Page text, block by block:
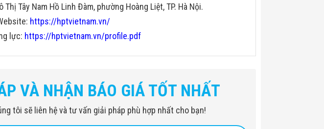
Tây Nam Hồ Linh Đàm, phường Hoàng Liệt, TP. Hà Nội.
https://hptvietnam.vn/
lực: https://hptvietnam.vn/profile.pdf
VÀ NHẬN BÁO GIÁ TỐT NHẤT
tôi sẽ liên hệ và tư vấn giải pháp phù hợp nhất cho bạn!